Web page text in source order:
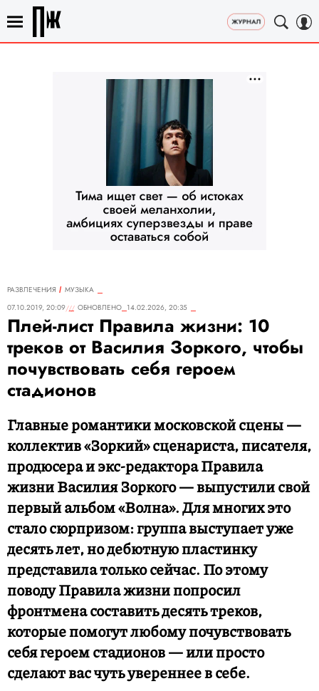
РАЗВЛЕЧЕНИЯ
MУЗЫКА
07.10.2019, 20:09
ОБНОВЛЕНО 14.02.2026, 20:35
Плей-лист Правила жизни: 10
треков от Василия Зоркого, чтобы
почувствовать себя героем
стадионов
Главные романтики московской сцены —
коллектив «Зоркий» сценариста, писателя,
продюсера и экс-редактора Правила
жизни Василия Зоркого — выпустили свой
первый альбом «Волна». Для многих это
стало сюрпризом: группа выступает уже
десять лет, но дебютную пластинку
представила только сейчас. По этому
поводу Правила жизни попросил
фронтмена составить десять треков,
которые помогут любому почувствовать
себя героем стадионов — или просто
сделают вас чуть увереннее в себе.